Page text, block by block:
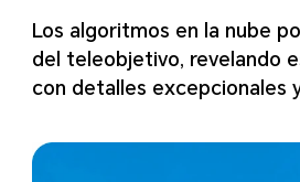
Los algoritmos en la nube
del teleobjetivo, revelando
con detalles excepcionales